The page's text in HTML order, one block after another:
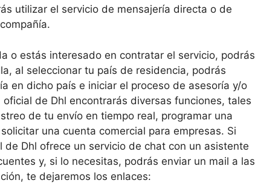
utilizar el servicio de mensajería directa o de
o estás interesado en contratar el servicio, podrás
al seleccionar tu país de residencia, podrás
en dicho país e iniciar el proceso de asesoría y/o
de Dhl encontrarás diversas funciones, tales
de tu envío en tiempo real, programar una
una cuenta comercial para empresas. Si
Dhl ofrece un servicio de chat con un asistente
y, si lo necesitas, podrás enviar un mail a las
te dejaremos los enlaces: